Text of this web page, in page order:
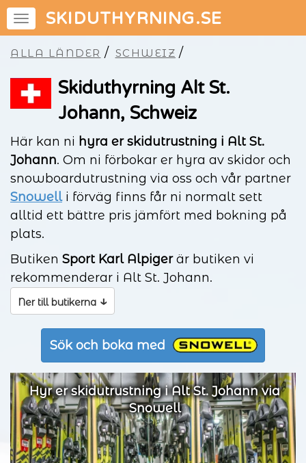
SKIDUTHYRNING.SE
ALLA LÄNDER / SCHWEIZ /
Skiduthyrning Alt St.
Johann, Schweiz
Här kan ni hyra er skidutrustning i Alt St.
Johann. Om ni förbokar er hyra av skidor och
snowboardutrustning via oss och vår partner
Snowelli förväg finns får ni normalt sett
alltid ett bättre pris jämfört med bokning på
plats.
Butiken Sport Karl Alpigerär butiken vi
rekommenderar i Alt St. Johann.
Ner till butikerna ↓
Sök och boka med
Hyr er skidutrustning i Alt St. Johann via
Snowell